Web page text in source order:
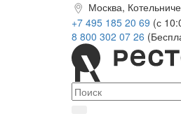
Москва,
+7 495 185 20 69 (с
8 800 302 07 26